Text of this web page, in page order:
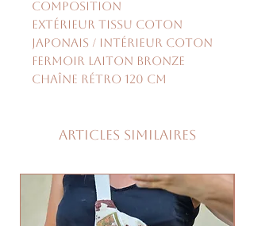
Composition
extérieur tissu coton
japonais / intérieur coton
fermoir laiton bronze
chaîne rétro 120 cm
Articles similaires